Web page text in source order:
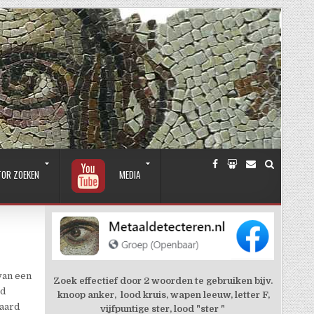
ZOEKEN MEDIA
een
Zoek effectief door 2 woorden te gebruiken bijv.
knoop anker, lood kruis, wapen leeuw, letter F,
vijfpuntige ster, lood "ster "